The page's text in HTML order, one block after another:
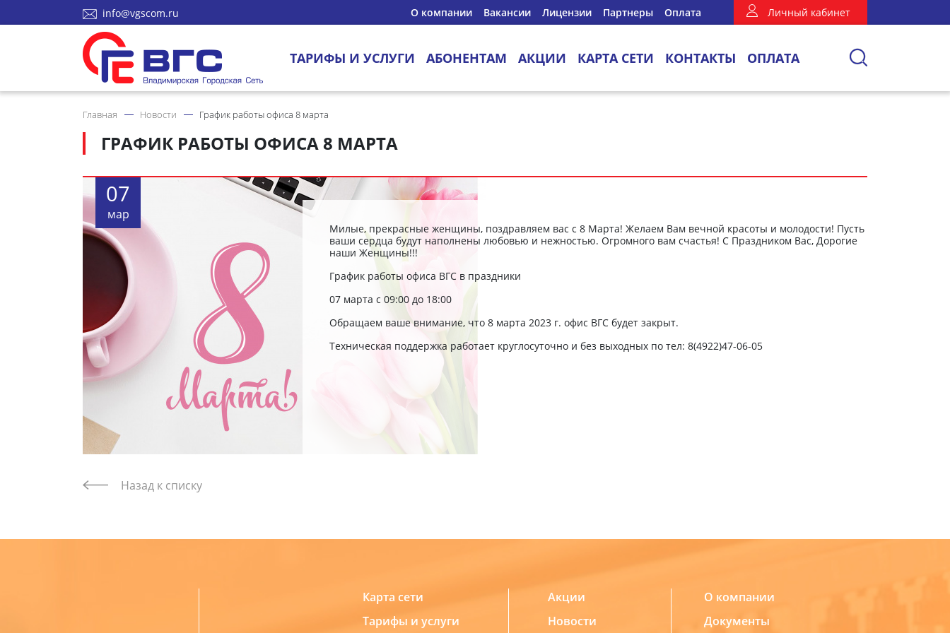
info@vgscom.ru О компании Вакансии Лицензии Партнеры Оплата Личный кабинет
ТАРИФЫ И УСЛУГИ АБОНЕНТАМ АКЦИИ КАРТА СЕТИ КОНТАКТЫ ОПЛАТА
Главная Новости График работы офиса 8 марта
ГРАФИК РАБОТЫ ОФИСА 8 МАРТА
07
мар
Милые, прекрасные женщины, поздравляем вас с 8 Марта! Желаем Вам вечной красоты и молодости! Пусть
ваши сердца будут наполнены любовью и нежностью. Огромного вам счастья! С Праздником Вас, Дорогие
наши Женщины!!!
График работы офиса ВГС в праздники
07 марта с 09:00 до 18:00
Обращаем ваше внимание, что 8 марта 2023 г. офис ВГС будет закрыт.
Техническая поддержка работает круглосуточно и без выходных по тел: 8(4922)47-06-05
Назад к списку
Карта сети
Тарифы и услуги
Акции
Новости
О компании
Документы